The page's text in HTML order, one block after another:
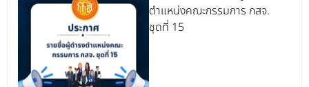
ตำแหน่งคณะกรรมการ กสจ.
ชุดที่ 15